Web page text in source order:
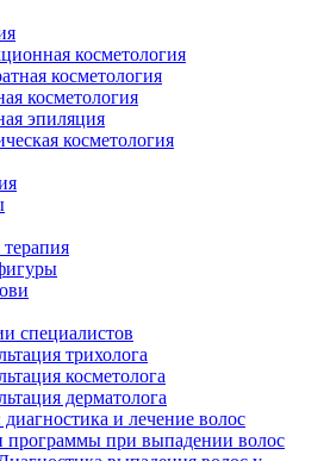
косметология
косметология
косметология
эпиляция
косметология
специалистов
трихолога
косметолога
дерматолога
и лечение волос
программы при выпадении волос